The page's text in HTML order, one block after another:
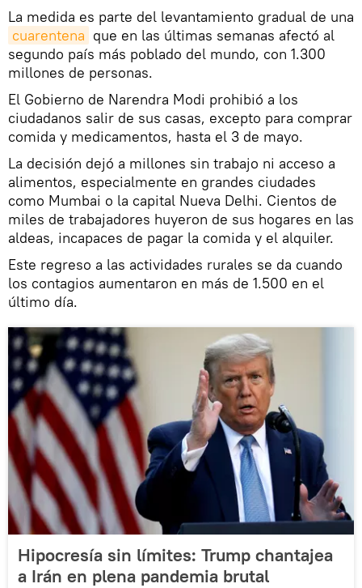
La medida es parte del levantamiento gradual de una
cuarentena que en las últimas semanas afectó al
segundo país más poblado del mundo, con 1.300
millones de personas.
El Gobierno de Narendra Modi prohibió a los
ciudadanos salir de sus casas, excepto para comprar
comida y medicamentos, hasta el 3 de mayo.
La decisión dejó a millones sin trabajo ni acceso a
alimentos, especialmente en grandes ciudades
como Mumbai o la capital Nueva Delhi. Cientos de
miles de trabajadores huyeron de sus hogares en las
aldeas, incapaces de pagar la comida y el alquiler.
Este regreso a las actividades rurales se da cuando
los contagios aumentaron en más de 1.500 en el
último día.
Hipocresía sin límites: Trump chantajea
a Irán en plena pandemia brutal